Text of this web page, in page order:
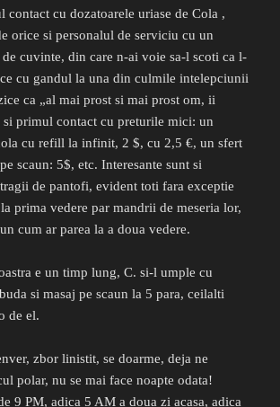
contact cu dozatoarele uriase de Cola ,
orice si personalul de serviciu cu un
cuvinte, din care n-ai voie sa-l scoti ca l-
cu gandul la una din culmile intelepciunii
ca „al mai prost si mai prost om, ii
primul contact cu preturile mici: un
cu refill la infinit, 2 $, cu 2,5 €, un sfert
scaun: 5$, etc. Interesante sunt si
de pantofi, evident toti fara exceptie
prima vedere par mandrii de meseria lor,
cum ar parea la a doua vedere.
e un timp lung, C. si-l umple cu
si masaj pe scaun la 5 para, ceilalti
de el.
zbor linistit, se doarme, deja ne
polar, nu se mai face noapte odata!
9 PM, adica 5 AM a doua zi acasa, adica